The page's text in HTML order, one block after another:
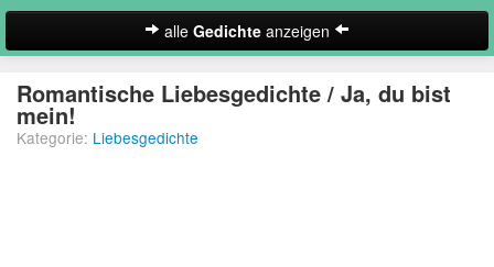
alle Gedichte anzeigen
Neues Gedicht eintragen
Romantische Liebesgedichte / Ja, du bist
mein!
Kategorie: Liebesgedichte